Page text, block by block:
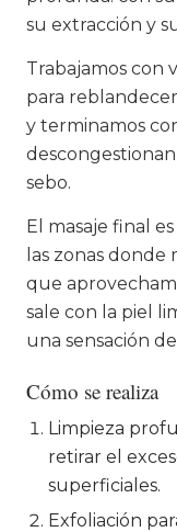
su extracción y
Trabajamos con
para
y terminamos
sebo.
El masaje final
las zonas donde
que
sale con la piel
una sensación
Cómo se realiza
Limpieza
retirar el
superficiales.
Exfoliación